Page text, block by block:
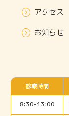
アクセス
お知らせ
診療時間
8:30-13:00